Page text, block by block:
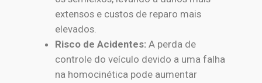
extensos e custos de reparo mais
elevados.
Risco de Acidentes:A perda de
controle do veículo devido a uma falha
na homocinética pode aumentar